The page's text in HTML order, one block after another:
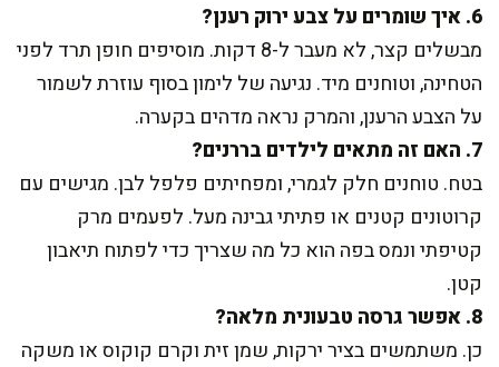
6. איך שומרים על צבע ירוק רענן?
מבשלים קצר, לא מעבר ל-8 דקות. מוסיפים חופן תרד לפני
הטחינה, וטוחנים מיד. נגיעה של לימון בסוף עוזרת לשמור
על הצבע הרענן, והמרק נראה מדהים בקערה.
7. האם זה מתאים לילדים בררנים?
בטח. טוחנים חלק לגמרי, ומפחיתים פלפל לבן. מגישים עם
קרוטונים קטנים או פתיתי גבינה מעל. לפעמים מרק
קטיפתי ונמס בפה הוא כל מה שצריך כדי לפתוח תיאבון
קטן.
8. אפשר גרסה טבעונית מלאה?
כן. משתמשים בציר ירקות, שמן זית וקרם קוקוס או משקה